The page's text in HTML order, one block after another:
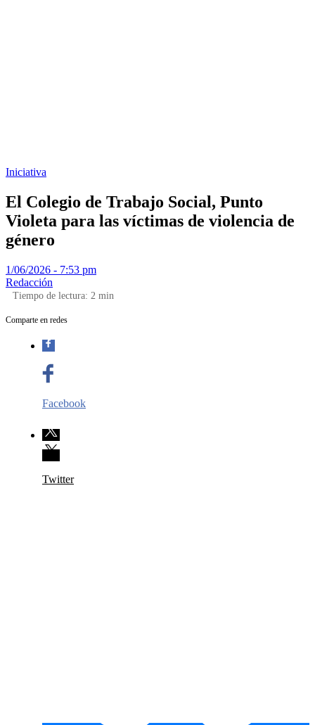
Iniciativa
El Colegio de Trabajo Social, Punto
Violeta para las víctimas de violencia de
género
1/06/2026 - 7:53 pm
Redacción
Tiempo de lectura: 2 min
Comparte en redes
Facebook
Twitter